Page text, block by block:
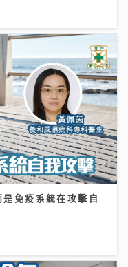
免疫系統在攻擊自